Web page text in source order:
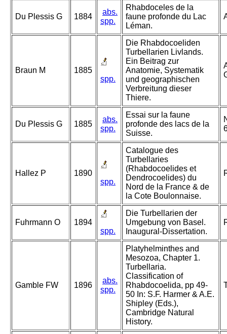
Du Plessis G 1884
abs.
spp.
Rhabdoceles de la
faune profonde du Lac
Léman.
Braun M
1885
spp.
Die Rhabdocoeliden
Turbellarien Livlands.
Ein Beitrag zur
Anatomie, Systematik
und geographischen
Verbreitung dieser
Thiere.
Du Plessis G 1885
abs.
spp.
Essai sur la faune
profonde des lacs de la
Suisse.
Hallez P
1890
spp.
Catalogue des
Turbellaries
(Rhabdocoelides et
Dendrocoelides) du
Nord de la France & de
la Cote Boulonnaise.
Fuhrmann O
1894
spp.
Die Turbellarien der
Umgebung von Basel.
Inaugural-Dissertation.
Gamble FW 1896
abs.
spp.
Platyhelminthes and
Mesozoa, Chapter 1.
Turbellaria.
Classification of
Rhabdocoelida, pp 49-
50 In: S.F. Harmer & A.E.
Shipley (Eds.),
Cambridge Natural
History.